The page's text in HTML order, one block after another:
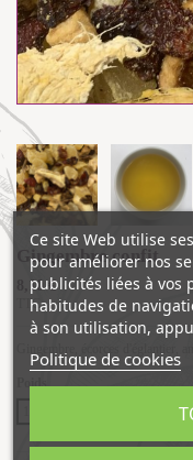
Gingembre confit
8,10 €
TTC
Poids
Ce site Web utilise
pour améliorer nos
publicités liées à vos
habitudes de
à son utilisation,
Politique de cookies